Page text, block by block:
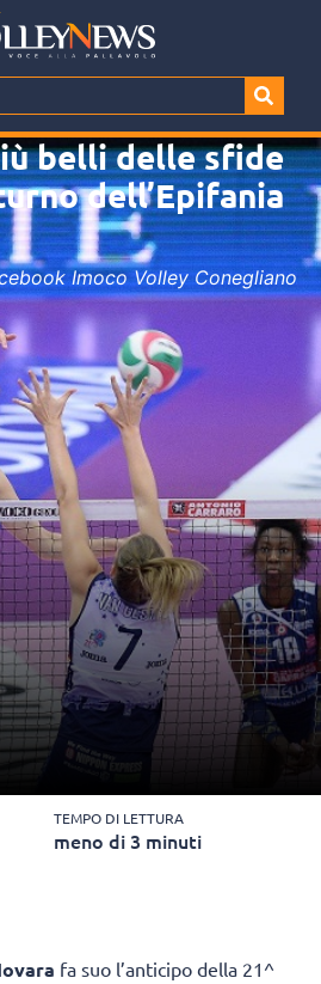
belli delle sfide
dell’Epifania
Imoco Volley Conegliano
TEMPO DI LETTURA
meno di 3 minuti
fa suo l’anticipo della 21^